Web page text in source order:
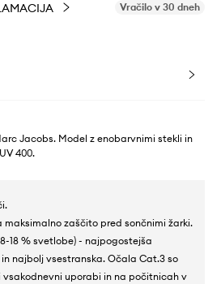
Vračilo v 30 dneh
Jacobs. Model z enobarvnimi stekli in
400.
maksimalno zaščito pred sončnimi žarki.
18 % svetlobe) - najpogostejša
najbolj vsestranska. Očala Cat.3 so
vsakodnevni uporabi in na počitnicah v